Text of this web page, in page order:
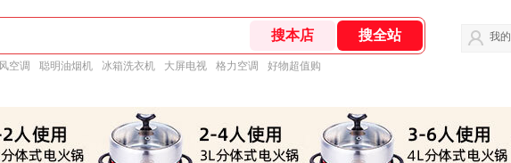
空调 聪明油烟机 冰箱洗衣机 大屏电视 格力空调 好物超值购
我